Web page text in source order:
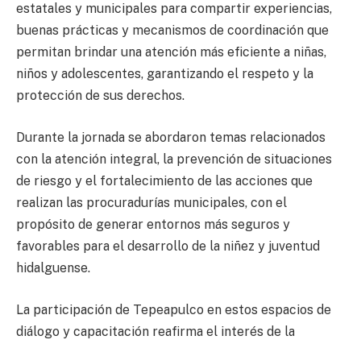
estatales y municipales para compartir experiencias,
buenas prácticas y mecanismos de coordinación que
permitan brindar una atención más eficiente a niñas,
niños y adolescentes, garantizando el respeto y la
protección de sus derechos.
Durante la jornada se abordaron temas relacionados
con la atención integral, la prevención de situaciones
de riesgo y el fortalecimiento de las acciones que
realizan las procuradurías municipales, con el
propósito de generar entornos más seguros y
favorables para el desarrollo de la niñez y juventud
hidalguense.
La participación de Tepeapulco en estos espacios de
diálogo y capacitación reafirma el interés de la